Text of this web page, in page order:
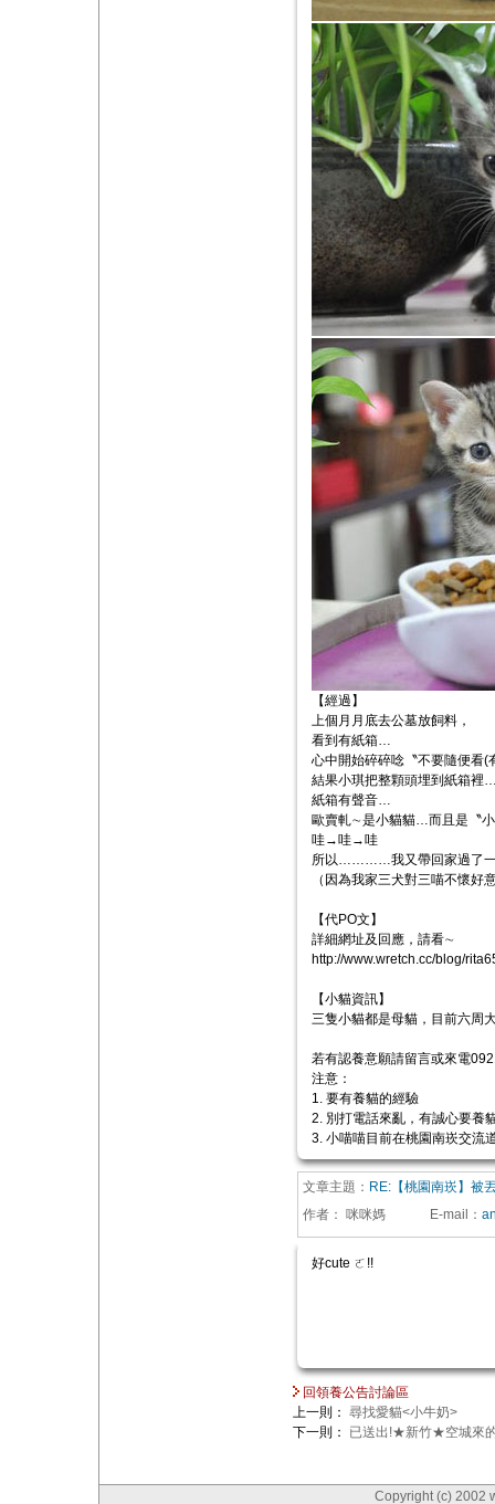
【經過】
上個月月底去公墓放飼料，
看到有紙箱…
心中開始碎碎唸〝不要隨便看(
結果小琪把整顆頭埋到紙箱裡
紙箱有聲音…
歐賣軋∼是小貓貓…而且是〝
哇→哇→哇
所以…………我又帶回家過了一
（因為我家三犬對三喵不懷好
【代PO文】
詳細網址及回應，請看∼
http://www.wretch.cc/blog/
【小貓資訊】
三隻小貓都是母貓，目前六周
若有認養意願請留言或來電
注意：
1. 要有養貓的經驗
2. 別打電話來亂，有誠心要養
3. 小喵喵目前在桃園南崁交流
文章主題： RE:【桃園南崁】被
作者： 咪咪媽 E-mail ：
好cute ㄛ!!
回領養公告討論區
上一則： 尋找愛貓<小牛奶>
下一則：
已送出!★新竹★空城來
Copyright (c) 2002